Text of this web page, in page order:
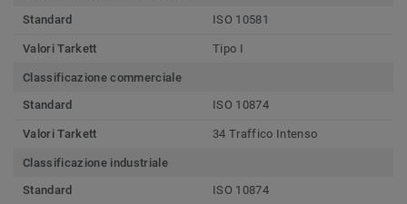
Standard
ISO 10581
Valori Tarkett Tipo I
Classificazione commerciale
Standard
ISO 10874
Valori Tarkett 34 Traffico Intenso
Classificazione industriale
Standard
ISO 10874